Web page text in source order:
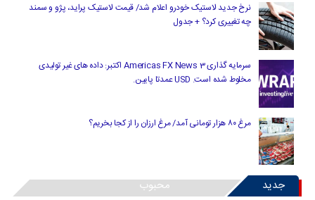
نرخ جدید لاستیک خودرو اعلام شد/ قیمت لاستیک پراید، پژو و سمند
چه تغییری کرد؟ + جدول
سرمایه گذاری Americas FX News 3 اکتبر: داده های غیر تولیدی
مخلوط شده است. USD عمدتا پایین.
مرغ ۸۰ هزار تومانی آمد/ مرغ ارزان را از کجا بخریم؟
جدید محبوب